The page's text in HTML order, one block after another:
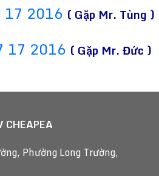
17 2016 ( Gặp Mr. Tùng )
17 2016 ( Gặp Mr. Đức )
CHEAPEA
Phường Long Trường,